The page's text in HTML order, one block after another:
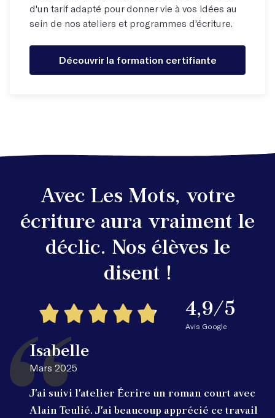
d'un tarif adapté pour donner vie à vos idées au
sein de nos ateliers et programmes d'écriture.
Découvrir la formation certifiante
Avec Les Mots, votre
écriture aura vraiment le
déclic. Nos élèves le
disent !
4,9/5
Avis Google
Isabelle
Mars 2025
J'ai suivi l'atelier Écrire un roman court avec
Alain Teulié. J'ai beaucoup apprécié ce travail